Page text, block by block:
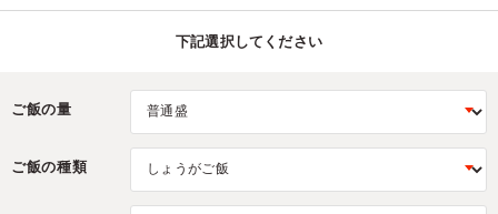
下記選択してください
ご飯の量
ご飯の種類